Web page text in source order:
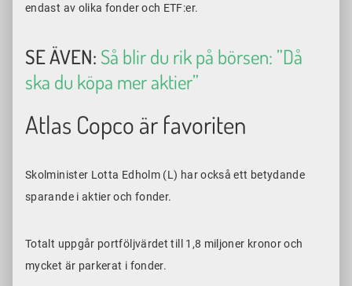
endast av olika fonder och ETF:er.
SE ÄVEN: Så blir du rik på börsen: ”Då
ska du köpa mer aktier”
Atlas Copco är favoriten
Skolminister Lotta Edholm (L) har också ett betydande
sparande i aktier och fonder.
Totalt uppgår portföljvärdet till 1,8 miljoner kronor och
mycket är parkerat i fonder.